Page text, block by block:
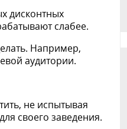
дисконтных
слабее.
Например,
аудитории.
не испытывая
своего заведения.